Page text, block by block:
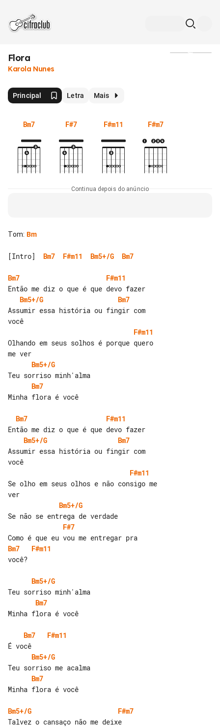
Flora
Karola Nunes
Principal Letra Mais
Bm7 F#7 F#m11 F#m7
Continua depois do anúncio
Tom: Bm
[Intro] Bm7 F#m11 Bm5+/G Bm7
Bm7
F#m11
Bm5+/G
Bm7
Assumir essa história ou fingir com
F#m11
Olhando em seus solhos é porque quero
Bm5+/G
Bm7
Minha flora é você
Bm7
F#m11
Bm5+/G
Bm7
Assumir essa história ou fingir com
F#m11
Se olho em seus olhos e não consigo me
Bm5+/G
F#7
Bm7
F#m11
você?
Bm5+/G
Bm7
Minha flora é você
Bm7
F#m11
Bm5+/G
Bm7
Minha flora é você
Bm5+/G
F#m7